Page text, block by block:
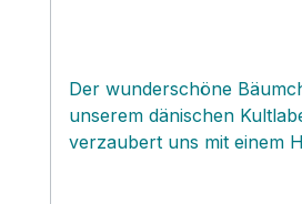
Der wunderschöne
unserem dänischen
verzaubert uns mit einem